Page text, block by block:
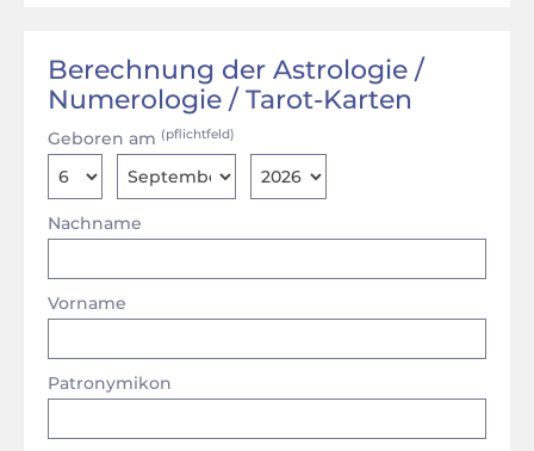
Berechnung der Astrologie /
Numerologie / Tarot-Karten
Nachname
Vorname
Patronymikon
Geboren am (pflichtfeld)